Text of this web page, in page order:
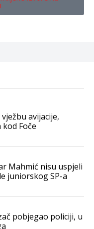
avijacije,
Foče
Mahmić nisu uspjeli
juniorskog SP-a
pobjegao policiji, u